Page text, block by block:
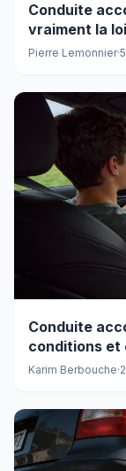
Conduite
vraiment la loi
Pierre Lemonnier·
Conduite
conditions et
Karim Berbouche·